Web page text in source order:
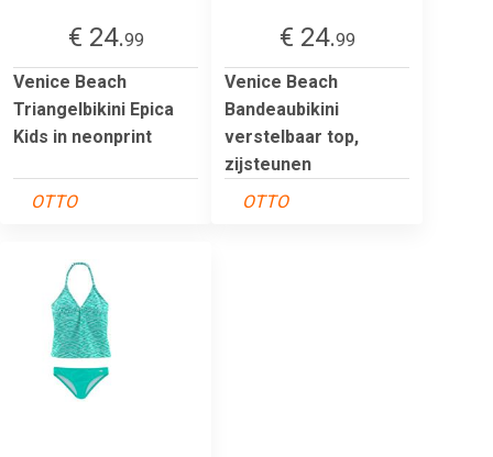
€ 24.99
Venice Beach
Triangelbikini Epica
Kids in neonprint
OTTO
€ 24.99
Venice Beach
Bandeaubikini
verstelbaar top,
zijsteunen
OTTO